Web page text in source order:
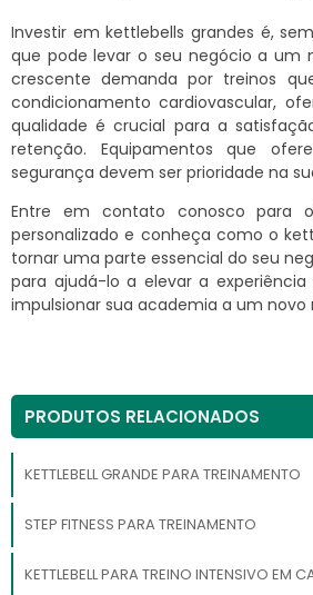
Investir em kettlebells grandes é,
que pode levar o seu negócio a um
crescente demanda por treinos
condicionamento cardiovascular,
qualidade é crucial para a
retenção. Equipamentos que
segurança devem ser prioridade na
Entre em contato conosco para
personalizado e conheça como o
tornar uma parte essencial do seu
para ajudá-lo a elevar a
impulsionar sua academia a um novo
PRODUTOS RELACIONADOS
KETTLEBELL GRANDE PARA TREINAMENTO
STEP FITNESS PARA TREINAMENTO
KETTLEBELL PARA TREINO INTENSIVO EM